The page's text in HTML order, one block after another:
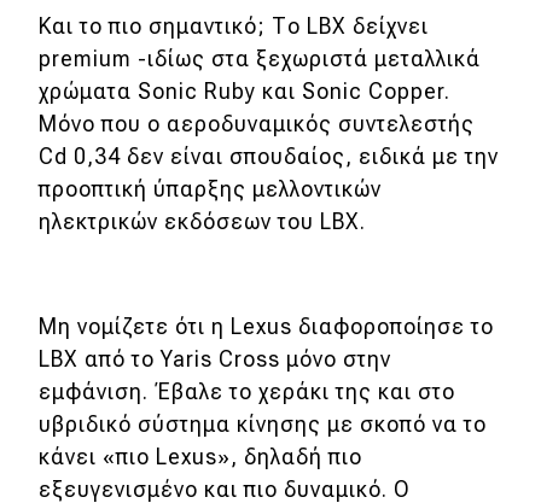
Και το πιο σημαντικό; Το LBX δείχνει
premium -ιδίως στα ξεχωριστά μεταλλικά
χρώματα Sonic Ruby και Sonic Copper.
Μόνο που ο αεροδυναμικός συντελεστής
Cd 0,34 δεν είναι σπουδαίος, ειδικά με την
προοπτική ύπαρξης μελλοντικών
ηλεκτρικών εκδόσεων του LBX.
Μη νομίζετε ότι η Lexus διαφοροποίησε το
LBX από το Yaris Cross μόνο στην
εμφάνιση. Έβαλε το χεράκι της και στο
υβριδικό σύστημα κίνησης με σκοπό να το
κάνει «πιο Lexus», δηλαδή πιο
εξευγενισμένο και πιο δυναμικό. Ο